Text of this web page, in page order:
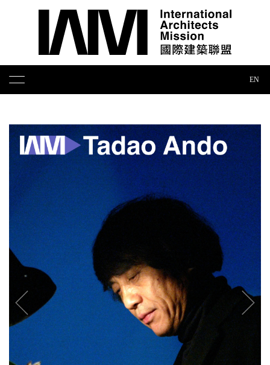
EN
智库论坛
展览出版
培训奖项
媒体报道
合作联络
成为会员
Previous Next